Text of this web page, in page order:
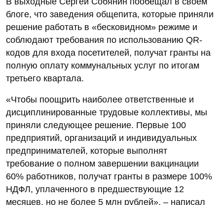
блоге, что заведения общепита, которые приняли
решение работать в «бесковидном» режиме и
соблюдают требования по использованию QR-
кодов для входа посетителей, получат гранты на
полную оплату коммунальных услуг по итогам
третьего квартала.
«Чтобы поощрить наиболее ответственные и
дисциплинированные трудовые коллективы, мы
приняли следующее решение. Первые 100
предприятий, организаций и индивидуальных
предпринимателей, которые выполнят
требование о полном завершении вакцинации
60% работников, получат гранты в размере 100%
НДФЛ, уплаченного в предшествующие 12
месяцев, но не более 5 млн рублей», – написал